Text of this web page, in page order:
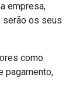
empresa,
serão os seus
como
pagamento,